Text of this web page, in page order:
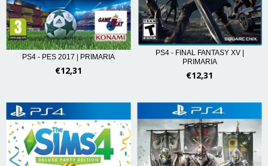
PS4 - PES 2017 | PRIMARIA
€12,31
PS4 - FINAL FANTASY XV |
PRIMARIA
€12,31